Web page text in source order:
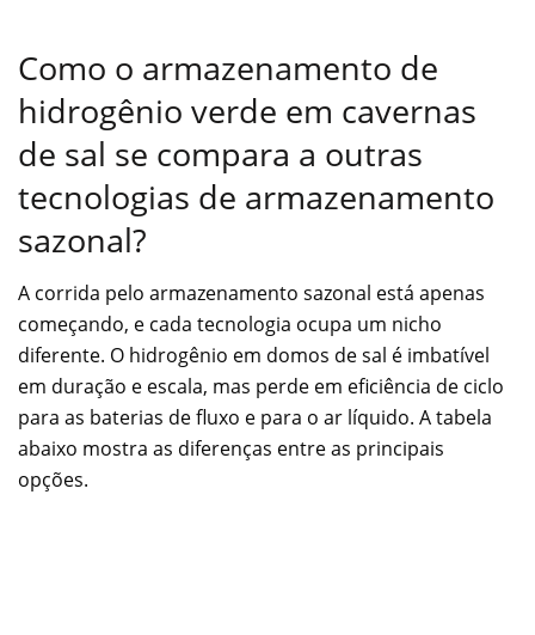
Como o armazenamento de
hidrogênio verde em cavernas
de sal se compara a outras
tecnologias de armazenamento
sazonal?
A corrida pelo armazenamento sazonal está apenas
começando, e cada tecnologia ocupa um nicho
diferente. O hidrogênio em domos de sal é imbatível
em duração e escala, mas perde em eficiência de ciclo
para as baterias de fluxo e para o ar líquido. A tabela
abaixo mostra as diferenças entre as principais
opções.